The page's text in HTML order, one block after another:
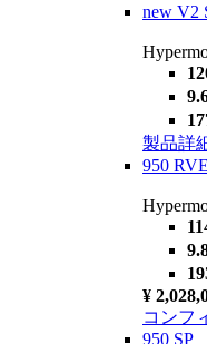
new V2
製品詳
950 RVE
¥
コンフ
950 SP